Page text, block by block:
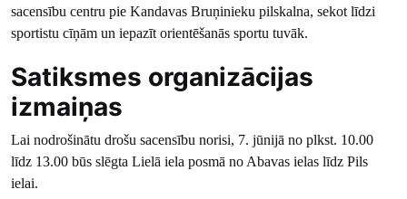
sacensību centru pie Kandavas Bruņinieku pilskalna, sekot līdzi
sportistu cīņām un iepazīt orientēšanās sportu tuvāk.
Satiksmes organizācijas
izmaiņas
Lai nodrošinātu drošu sacensību norisi, 7. jūnijā no plkst. 10.00
līdz 13.00 būs slēgta Lielā iela posmā no Abavas ielas līdz Pils
ielai.